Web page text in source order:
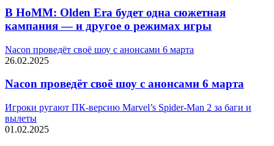
В HoMM: Olden Era будет одна сюжетная
кампания — и другое о режимах игры
Nacon проведёт своё шоу с анонсами 6 марта
26.02.2025
Nacon проведёт своё шоу с анонсами 6 марта
Игроки ругают ПК-версию Marvel’s Spider-Man 2 за баги и
вылеты
01.02.2025